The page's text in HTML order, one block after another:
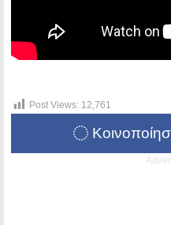
Post Views: 12,761